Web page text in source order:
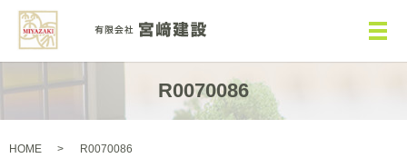
メ
R0070086
HOME R0070086